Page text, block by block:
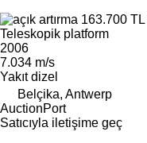
163.700 TL
Teleskopik platform
2006
7.034 m/s
Yakıt dizel
Belçika, Antwerp
AuctionPort
Satıcıyla iletişime geç